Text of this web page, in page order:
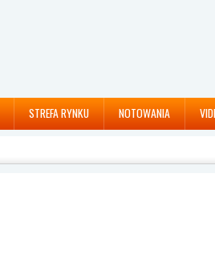
STREFA RYNKU NOTOWANIA